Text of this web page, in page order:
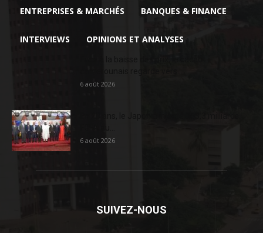
ENTREPRISES & MARCHÉS BANQUES & FINANCE
INTERVIEWS OPINIONS ET ANALYSES
6 août 2026
6 août 2026
SUIVEZ-NOUS